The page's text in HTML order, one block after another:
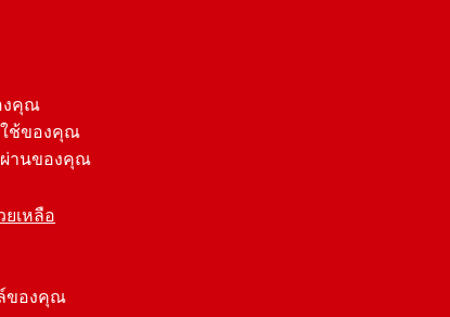
งคุณ
ช้ของคุณ
านของคุณ
เหลือ
ของคุณ